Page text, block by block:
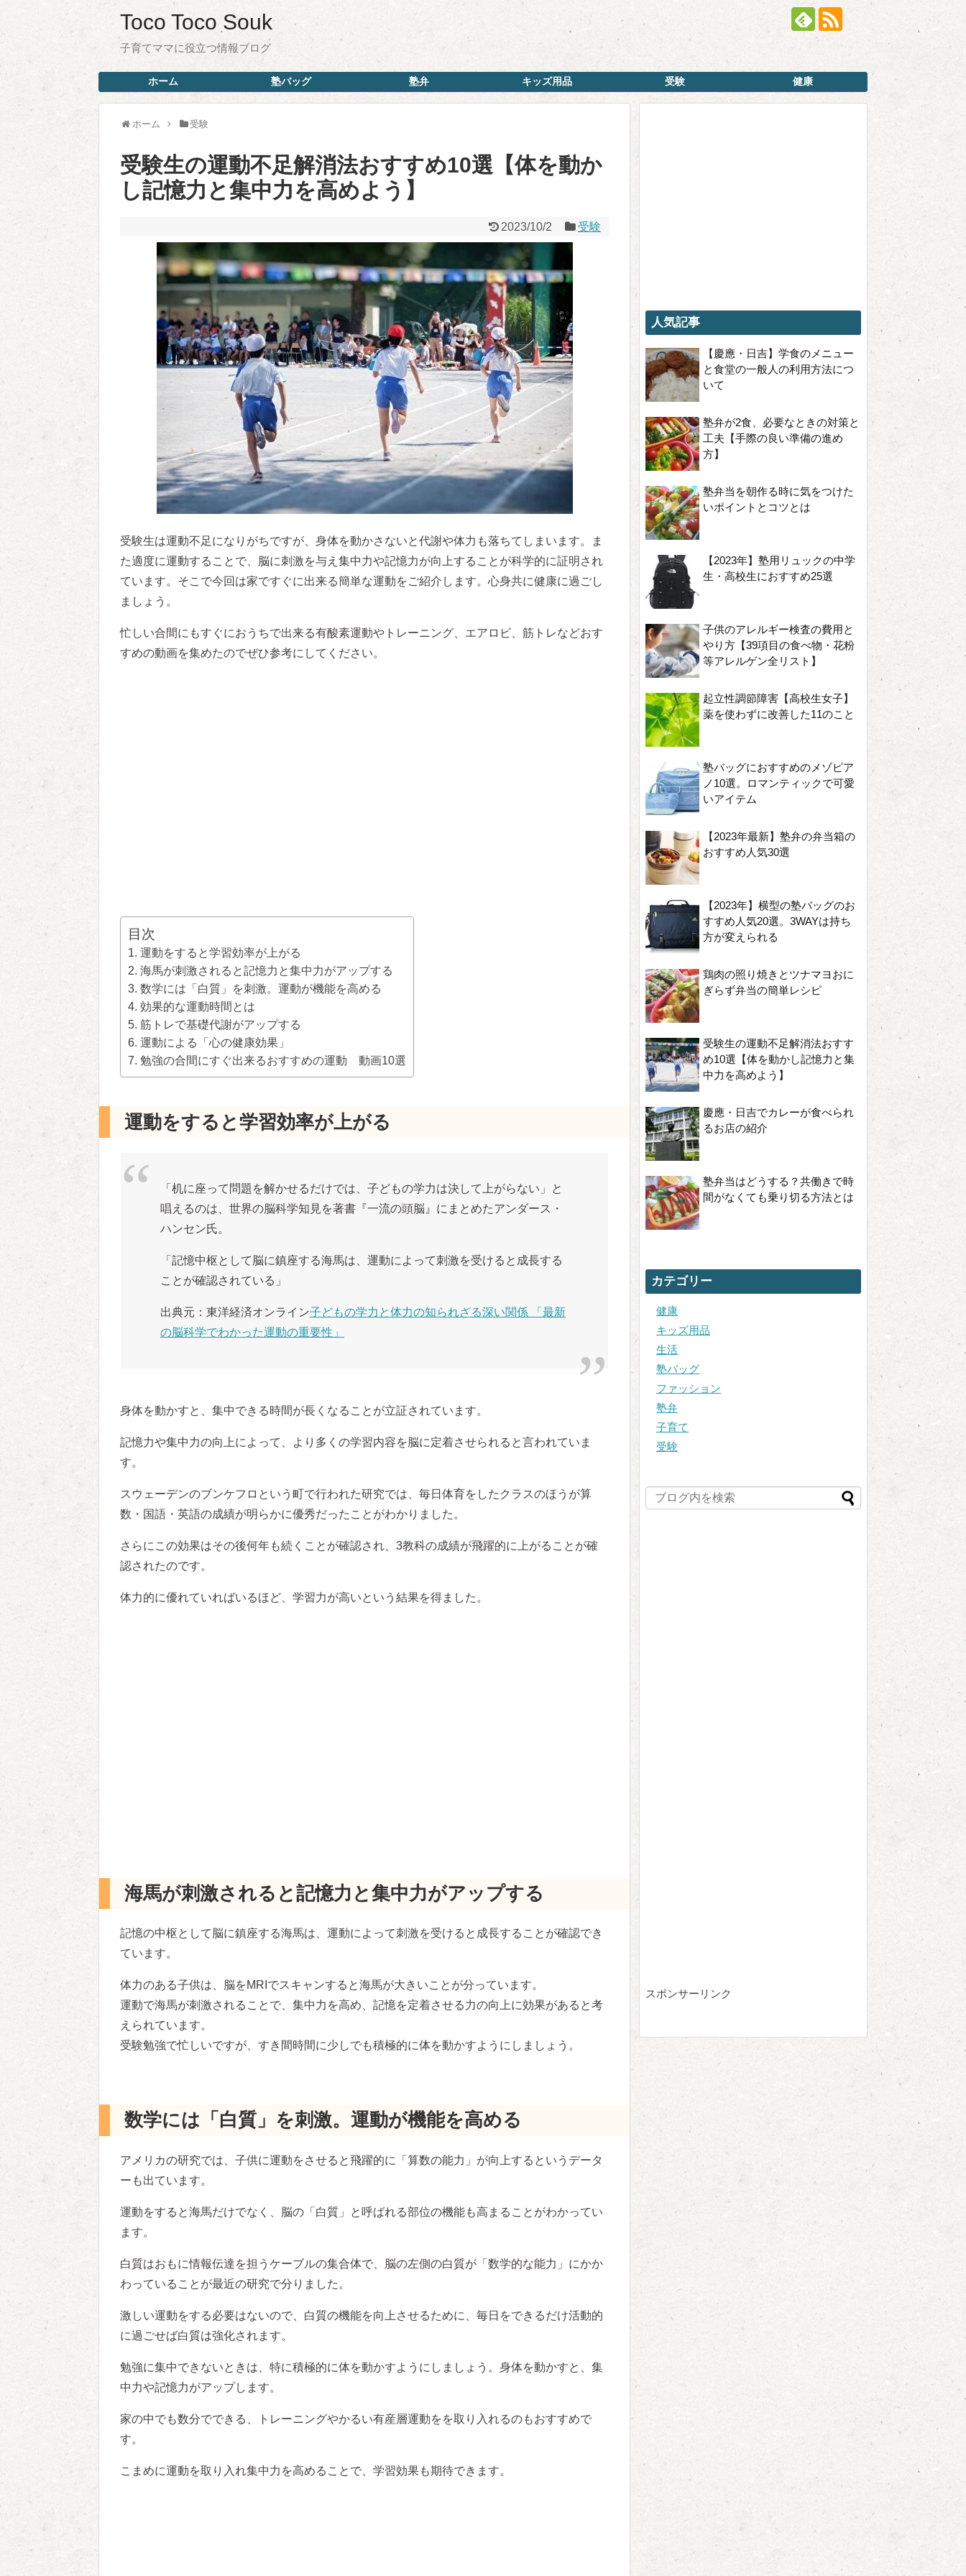
Toco Toco Souk
子育てママに役立つ情報ブログ
ホーム 塾バッグ 塾弁 キッズ用品 受験 健康
ホーム 受験
受験生の運動不足解消法おすすめ10選【体を動か
し記憶力と集中力を高めよう】
2023/10/2 受験
受験生は運動不足になりがちですが、身体を動かさないと代謝や体力も落ちてしまいます。ま
た適度に運動することで、脳に刺激を与え集中力や記憶力が向上することが科学的に証明され
ています。そこで今回は家ですぐに出来る簡単な運動をご紹介します。心身共に健康に過ごし
ましょう。
忙しい合間にもすぐにおうちで出来る有酸素運動やトレーニング、エアロビ、筋トレなどおす
すめの動画を集めたのでぜひ参考にしてください。
目次
運動をすると学習効率が上がる
海馬が刺激されると記憶力と集中力がアップする
数学には「白質」を刺激。運動が機能を高める
効果的な運動時間とは
筋トレで基礎代謝がアップする
運動による「心の健康効果」
勉強の合間にすぐ出来るおすすめの運動 動画10選
運動をすると学習効率が上がる
「机に座って問題を解かせるだけでは、子どもの学力は決して上がらない」と
唱えるのは、世界の脳科学知見を著書『一流の頭脳』にまとめたアンダース・
ハンセン氏。
「記憶中枢として脳に鎮座する海馬は、運動によって刺激を受けると成長する
ことが確認されている」
出典元：東洋経済オンライン子どもの学力と体力の知られざる深い関係 「最新
の脳科学でわかった運動の重要性」
身体を動かすと、集中できる時間が長くなることが立証されています。
記憶力や集中力の向上によって、より多くの学習内容を脳に定着させられると言われていま
す。
スウェーデンのブンケフロという町で行われた研究では、毎日体育をしたクラスのほうが算
数・国語・英語の成績が明らかに優秀だったことがわかりました。
さらにこの効果はその後何年も続くことが確認され、3教科の成績が飛躍的に上がることが確
認されたのです。
体力的に優れていればいるほど、学習力が高いという結果を得ました。
海馬が刺激されると記憶力と集中力がアップする
記憶の中枢として脳に鎮座する海馬は、運動によって刺激を受けると成長することが確認でき
ています。
体力のある子供は、脳をMRIでスキャンすると海馬が大きいことが分っています。
運動で海馬が刺激されることで、集中力を高め、記憶を定着させる力の向上に効果があると考
えられています。
受験勉強で忙しいですが、すき間時間に少しでも積極的に体を動かすようにしましょう。
数学には「白質」を刺激。運動が機能を高める
アメリカの研究では、子供に運動をさせると飛躍的に「算数の能力」が向上するというデータ
ーも出ています。
運動をすると海馬だけでなく、脳の「白質」と呼ばれる部位の機能も高まることがわかってい
ます。
白質はおもに情報伝達を担うケーブルの集合体で、脳の左側の白質が「数学的な能力」にかか
わっていることが最近の研究で分りました。
激しい運動をする必要はないので、白質の機能を向上させるために、毎日をできるだけ活動的
に過ごせば白質は強化されます。
勉強に集中できないときは、特に積極的に体を動かすようにしましょう。身体を動かすと、集
中力や記憶力がアップします。
家の中でも数分でできる、トレーニングやかるい有産層運動をを取り入れるのもおすすめで
す。
こまめに運動を取り入れ集中力を高めることで、学習効果も期待できます。
人気記事
【慶應・日吉】学食のメニュー
と食堂の一般人の利用方法につ
いて
塾弁が2食、必要なときの対策と
工夫【手際の良い準備の進め
方】
塾弁当を朝作る時に気をつけた
いポイントとコツとは
【2023年】塾用リュックの中学
生・高校生におすすめ25選
子供のアレルギー検査の費用と
やり方【39項目の食べ物・花粉
等アレルゲン全リスト】
起立性調節障害【高校生女子】
薬を使わずに改善した11のこと
塾バッグにおすすめのメゾピア
ノ10選。ロマンティックで可愛
いアイテム
【2023年最新】塾弁の弁当箱の
おすすめ人気30選
【2023年】横型の塾バッグのお
すすめ人気20選。3WAYは持ち
方が変えられる
鶏肉の照り焼きとツナマヨおに
ぎらず弁当の簡単レシピ
受験生の運動不足解消法おすす
め10選【体を動かし記憶力と集
中力を高めよう】
慶應・日吉でカレーが食べられ
るお店の紹介
塾弁当はどうする？共働きで時
間がなくても乗り切る方法とは
カテゴリー
健康
キッズ用品
生活
塾バッグ
ファッション
塾弁
子育て
受験
スポンサーリンク